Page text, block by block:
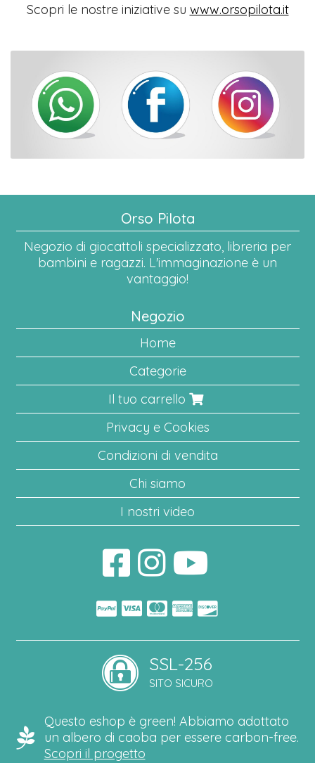
Scopri le nostre iniziative su www.orsopilota.it
Orso Pilota
Negozio di giocattoli specializzato, libreria per
bambini e ragazzi. L'immaginazione è un
vantaggio!
Negozio
Home
Categorie
Il tuo carrello
Privacy e Cookies
Condizioni di vendita
Chi siamo
I nostri video
SSL-256
SITO SICURO
Questo eshop è green! Abbiamo adottato
un albero di caoba per essere carbon-free.
Scopri il progetto